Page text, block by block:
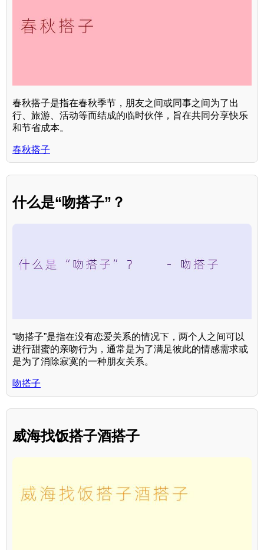
春秋搭子是指在春秋季节，朋友之间或同事之间为了出
行、旅游、活动等而结成的临时伙伴，旨在共同分享快乐
和节省成本。
春秋搭子
什么是“吻搭子”？
“吻搭子”是指在没有恋爱关系的情况下，两个人之间可以
进行甜蜜的亲吻行为，通常是为了满足彼此的情感需求或
是为了消除寂寞的一种朋友关系。
吻搭子
威海找饭搭子酒搭子